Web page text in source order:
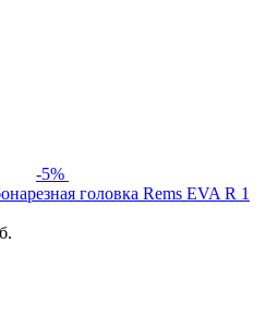
-5%
головка Rems EVA R 1